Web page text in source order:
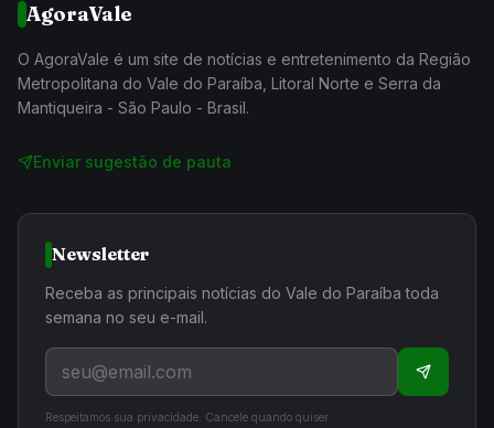
AgoraVale
O AgoraVale é um site de notícias e entretenimento da Região
Metropolitana do Vale do Paraíba, Litoral Norte e Serra da
Mantiqueira - São Paulo - Brasil.
Enviar sugestão de pauta
Newsletter
Receba as principais notícias do Vale do Paraíba toda
semana no seu e-mail.
Respeitamos sua privacidade. Cancele quando quiser.